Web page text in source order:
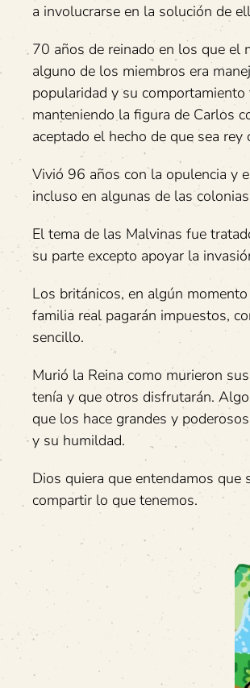
a involucrarse en la solución de
70 años de reinado en los que el
alguno de los miembros era
popularidad y su
manteniendo la figura de Carlos
aceptado el hecho de que sea
Vivió 96 años con la opulencia y
incluso en algunas de las
El tema de las Malvinas fue
su parte excepto apoyar la
Los británicos, en algún
familia real pagarán impuestos,
sencillo.
Murió la Reina como murieron
tenía y que otros disfrutarán.
que los hace grandes y
y su humildad.
Dios quiera que entendamos
compartir lo que tenemos.